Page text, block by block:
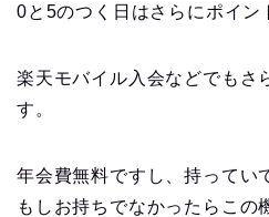
0と5のつく日はさらにポイン
楽天モバイル入会などでもさ
す。
年会費無料ですし、持ってい
もしお持ちでなかったらこの